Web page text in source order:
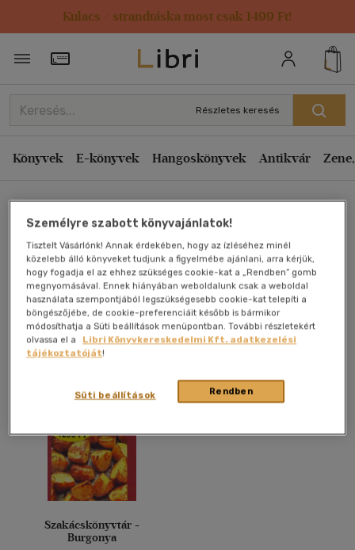
Kulacs / strandtáska most csak 1499 Ft!
Törzsvásárlói Kártya adatai
Részletes keresés
Könyvek E-könyvek Hangoskönyvek Antikvár
Szakácskönyvtár -
Burgonya
Antikvár könyv (1db)
Szakácskönyvtár -
Burgonya
Személyre szabott könyvajánlatok!
Tisztelt Vásárlónk! Annak érdekében, hogy az ízléséhez minél
közelebb álló könyveket tudjunk a figyelmébe ajánlani, arra kérjük,
hogy fogadja el az ehhez szükséges cookie-kat a „Rendben” gomb
megnyomásával. Ennek hiányában weboldalunk csak a weboldal
használata szempontjából legszükségesebb cookie-kat telepíti a
böngészőjébe, de cookie-preferenciáit később is bármikor
módosíthatja a Süti beállítások menüpontban. További részletekért
olvassa el a
Libri Könyvkereskedelmi Kft. adatkezelési
tájékoztatóját!
Rendben
Süti beállítások